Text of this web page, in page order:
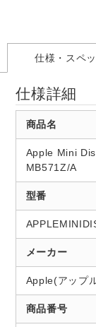
仕様・スペ
仕様詳細
商品名
Apple Mini
MB571Z/A
型番
メーカー
Apple(アップ
商品番号